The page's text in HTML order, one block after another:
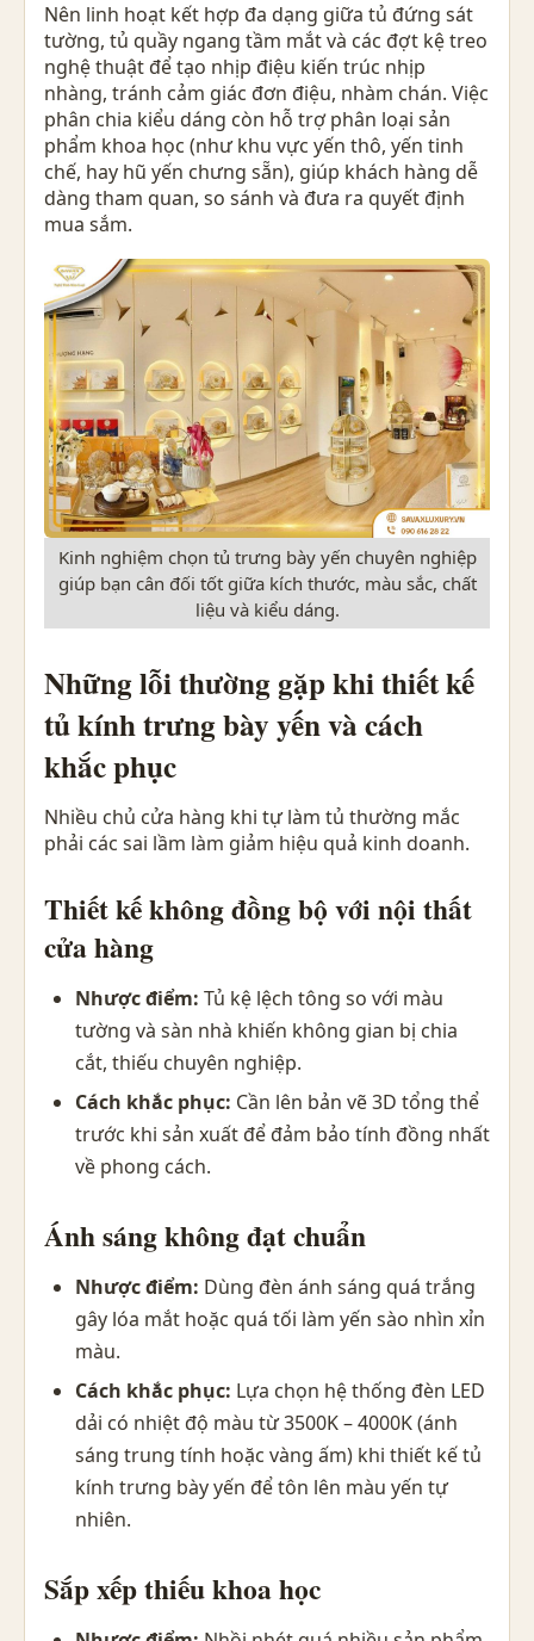
Nên linh hoạt kết hợp đa dạng giữa tủ đứng sát
tường, tủ quầy ngang tầm mắt và các đợt kệ treo
nghệ thuật để tạo nhịp điệu kiến trúc nhịp
nhàng, tránh cảm giác đơn điệu, nhàm chán. Việc
phân chia kiểu dáng còn hỗ trợ phân loại sản
phẩm khoa học (như khu vực yến thô, yến tinh
chế, hay hũ yến chưng sẵn), giúp khách hàng dễ
dàng tham quan, so sánh và đưa ra quyết định
mua sắm.
Kinh nghiệm chọn tủ trưng bày yến chuyên nghiệp
giúp bạn cân đối tốt giữa kích thước, màu sắc, chất
liệu và kiểu dáng.
Những lỗi thường gặp khi thiết kế
tủ kính trưng bày yến và cách
khắc phục
Nhiều chủ cửa hàng khi tự làm tủ thường mắc
phải các sai lầm làm giảm hiệu quả kinh doanh.
Thiết kế không đồng bộ với nội thất
cửa hàng
Nhược điểm: Tủ kệ lệch tông so với màu
tường và sàn nhà khiến không gian bị chia
cắt, thiếu chuyên nghiệp.
Cách khắc phục: Cần lên bản vẽ 3D tổng thể
trước khi sản xuất để đảm bảo tính đồng nhất
về phong cách.
Ánh sáng không đạt chuẩn
Nhược điểm: Dùng đèn ánh sáng quá trắng
gây lóa mắt hoặc quá tối làm yến sào nhìn xỉn
màu.
Cách khắc phục: Lựa chọn hệ thống đèn LED
dải có nhiệt độ màu từ 3500K – 4000K (ánh
sáng trung tính hoặc vàng ấm) khi thiết kế tủ
kính trưng bày yến để tôn lên màu yến tự
nhiên.
Sắp xếp thiếu khoa học